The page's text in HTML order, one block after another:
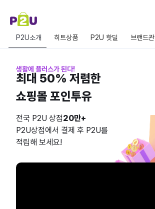
P2U소개 히트상품 P2U 핫딜 브랜드관